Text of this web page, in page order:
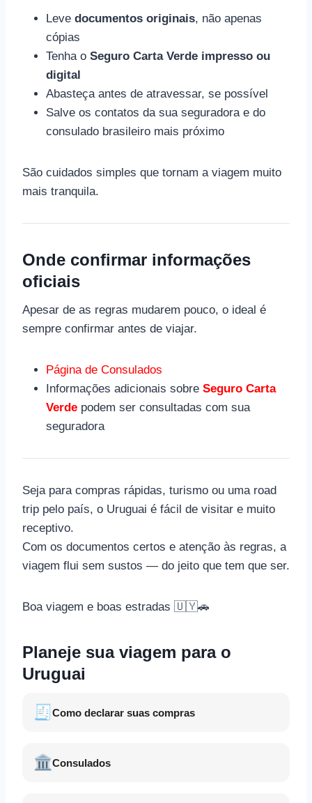
Leve documentos originais, não apenas
cópias
Tenha o Seguro Carta Verde impresso ou
digital
Abasteça antes de atravessar, se possível
Salve os contatos da sua seguradora e do
consulado brasileiro mais próximo
São cuidados simples que tornam a viagem muito
mais tranquila.
Onde confirmar informações
oficiais
Apesar de as regras mudarem pouco, o ideal é
sempre confirmar antes de viajar.
Página de Consulados
Informações adicionais sobre Seguro Carta
Verde podem ser consultadas com sua
seguradora
Seja para compras rápidas, turismo ou uma road
trip pelo país, o Uruguai é fácil de visitar e muito
receptivo.
Com os documentos certos e atenção às regras, a
viagem flui sem sustos — do jeito que tem que ser.
Boa viagem e boas estradas 🇺🇾🚗
Planeje sua viagem para o
Uruguai
🧾 Como declarar suas compras
🏛️Consulados